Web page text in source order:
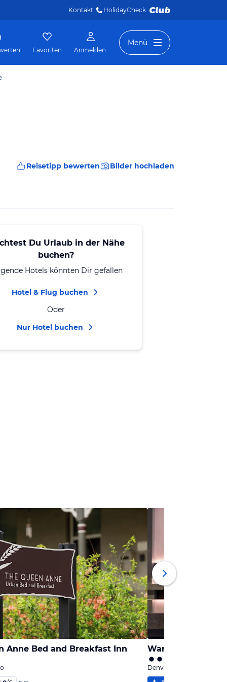
Kontakt HolidayCheck
Favoriten Anmelden
Menü
Reisetipp bewerten Bilder hochladen
Du Urlaub in der Nähe
buchen?
Hotels könnten Dir gefallen
Hotel & Flug buchen
Oder
Nur Hotel buchen
Anne Bed and Breakfast Inn Warwick Denver
Denver, Colorado